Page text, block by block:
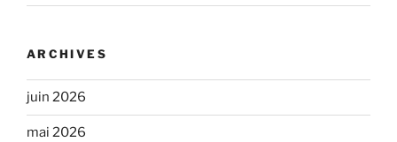
ARCHIVES
juin 2026
mai 2026